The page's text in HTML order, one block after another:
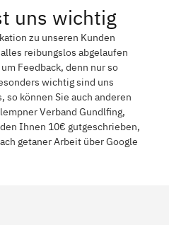
uns wichtig
zu unseren Kunden
reibungslos abgelaufen
Feedback, denn nur so
wichtig sind uns
so können Sie auch anderen
Verband Gundlfing,
Ihnen 10€ gutgeschrieben,
getaner Arbeit über Google